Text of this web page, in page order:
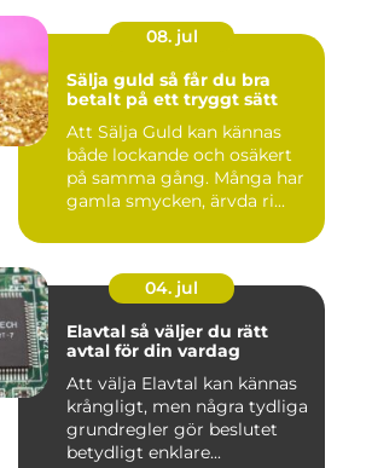
08. jul
Sälja guld så får du bra
betalt på ett tryggt sätt
Att Sälja Guld kan kännas
både lockande och osäkert
på samma gång. Många har
gamla smycken, ärvda ri...
04. jul
Elavtal så väljer du rätt
avtal för din vardag
Att välja Elavtal kan kännas
krångligt, men några tydliga
grundregler gör beslutet
betydligt enklare...